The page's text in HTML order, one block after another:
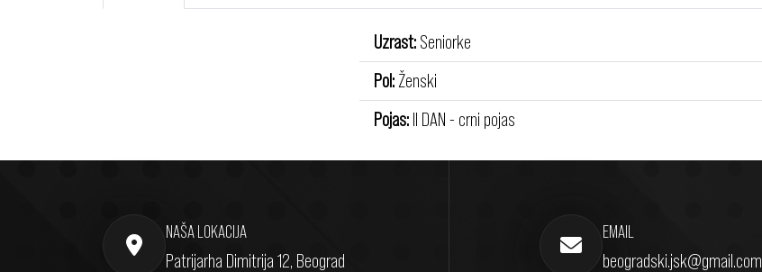
Uzrast: Seniorke
Pol: Ženski
Pojas: II DAN - crni pojas
NAŠA LOKACIJA
Patrijarha Dimitrija 12, Beograd
EMAIL
beogradski.jsk@gmail.com